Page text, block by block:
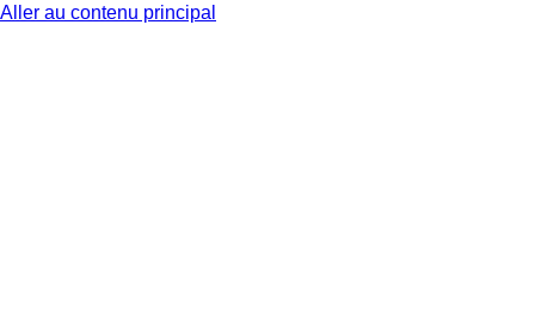
Aller au contenu principal